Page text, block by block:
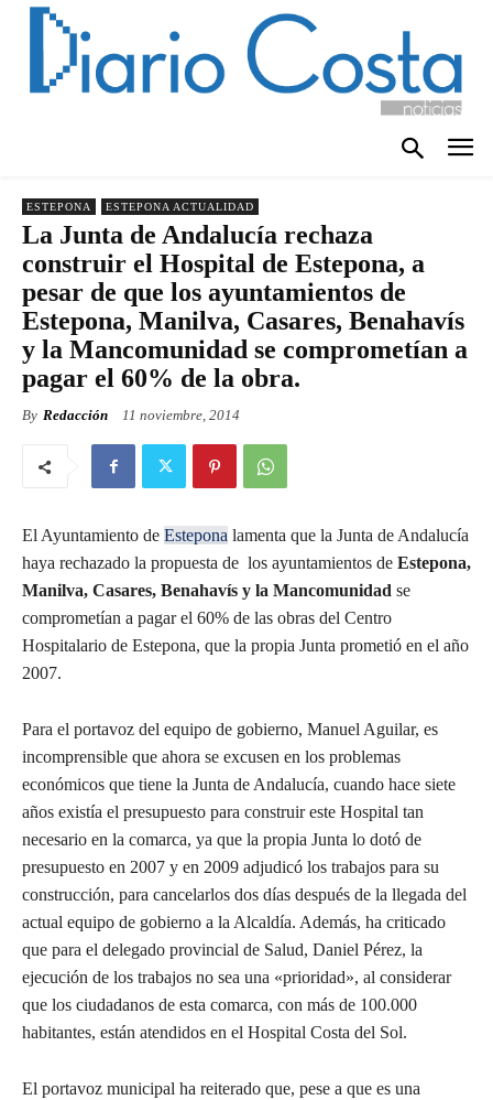
ESTEPONA ESTEPONA ACTUALIDAD
La Junta de Andalucía rechaza
construir el Hospital de Estepona, a
pesar de que los ayuntamientos de
Estepona, Manilva, Casares, Benahavís
y la Mancomunidad se comprometían a
pagar el 60% de la obra.
By Redacción 11 noviembre, 2014
El Ayuntamiento de Estepona lamenta que la Junta de Andalucía
haya rechazado la propuesta de los ayuntamientos de Estepona,
Manilva, Casares, Benahavís y la Mancomunidad se
comprometían a pagar el 60% de las obras del Centro
Hospitalario de Estepona, que la propia Junta prometió en el año
2007.
Para el portavoz del equipo de gobierno, Manuel Aguilar, es
incomprensible que ahora se excusen en los problemas
económicos que tiene la Junta de Andalucía, cuando hace siete
años existía el presupuesto para construir este Hospital tan
necesario en la comarca, ya que la propia Junta lo dotó de
presupuesto en 2007 y en 2009 adjudicó los trabajos para su
construcción, para cancelarlos dos días después de la llegada del
actual equipo de gobierno a la Alcaldía. Además, ha criticado
que para el delegado provincial de Salud, Daniel Pérez, la
ejecución de los trabajos no sea una «prioridad», al considerar
que los ciudadanos de esta comarca, con más de 100.000
habitantes, están atendidos en el Hospital Costa del Sol.
El portavoz municipal ha reiterado que, pese a que es una